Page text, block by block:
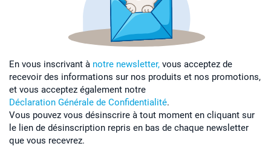
En vous inscrivant à notre newsletter, vous acceptez de
recevoir des informations sur nos produits et nos promotions,
et vous acceptez également notre
Déclaration Générale de Confidentialité.
Vous pouvez vous désinscrire à tout moment en cliquant sur
le lien de désinscription repris en bas de chaque newsletter
que vous recevrez.